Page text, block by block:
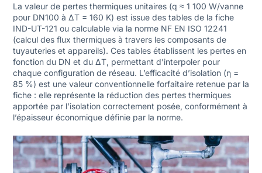
La valeur de pertes thermiques unitaires (q ≈ 1 100 W/vanne
pour DN100 à ΔT = 160 K) est issue des tables de la fiche
IND-UT-121 ou calculable via la norme NF EN ISO 12241
(calcul des flux thermiques à travers les composants de
tuyauteries et appareils). Ces tables établissent les pertes en
fonction du DN et du ΔT, permettant d’interpoler pour
chaque configuration de réseau. L’efficacité d’isolation (η =
85 %) est une valeur conventionnelle forfaitaire retenue par la
fiche : elle représente la réduction des pertes thermiques
apportée par l’isolation correctement posée, conformément à
l’épaisseur économique définie par la norme.